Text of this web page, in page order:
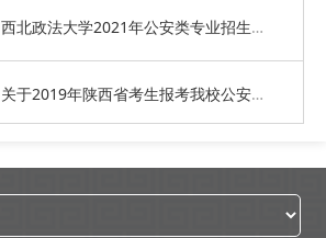
西北政法大学2021年公安类专业招生简章
关于2019年陕西省考生报考我校公安类专业的说明